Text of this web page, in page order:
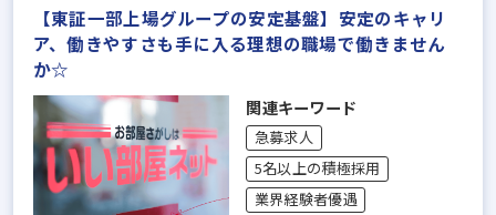
【東証一部上場グループの安定基盤】安定のキャリ
ア、働きやすさも手に入る理想の職場で働きません
か☆
関連キーワード
急募求人
5名以上の積極採用
業界経験者優遇